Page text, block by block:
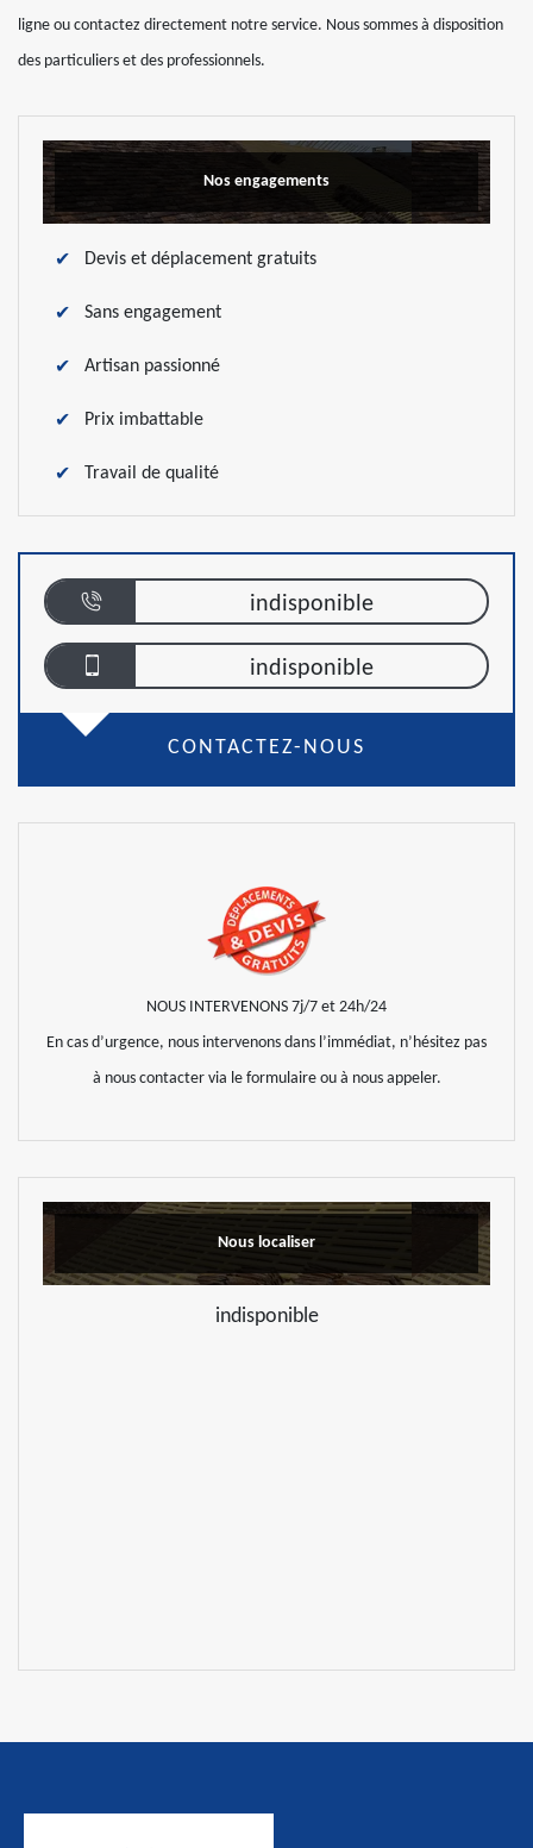
ligne ou contactez directement notre service. Nous sommes à disposition
des particuliers et des professionnels.
Nos engagements
Devis et déplacement gratuits
Sans engagement
Artisan passionné
Prix imbattable
Travail de qualité
indisponible
indisponible
CONTACTEZ-NOUS
NOUS INTERVENONS 7j/7 et 24h/24
En cas d’urgence, nous intervenons dans l’immédiat, n’hésitez pas
à nous contacter via le formulaire ou à nous appeler.
Nous localiser
indisponible